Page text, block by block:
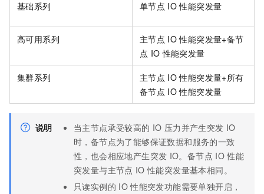
基础系列 单节点 IO 性能突发量
高可用系列 主节点 IO 性能突发量+备节
点 IO 性能突发量
集群系列 主节点 IO 性能突发量+所有
备节点 IO 性能突发量
说明 当主节点承受较高的 IO 压力并产生突发 IO
时，备节点为了能够保证数据和服务的一致
性，也会相应地产生突发 IO。备节点 IO 性能
突发量与主节点 IO 性能突发量基本相同。
只读实例的 IO 性能突发功能需要单独开启，